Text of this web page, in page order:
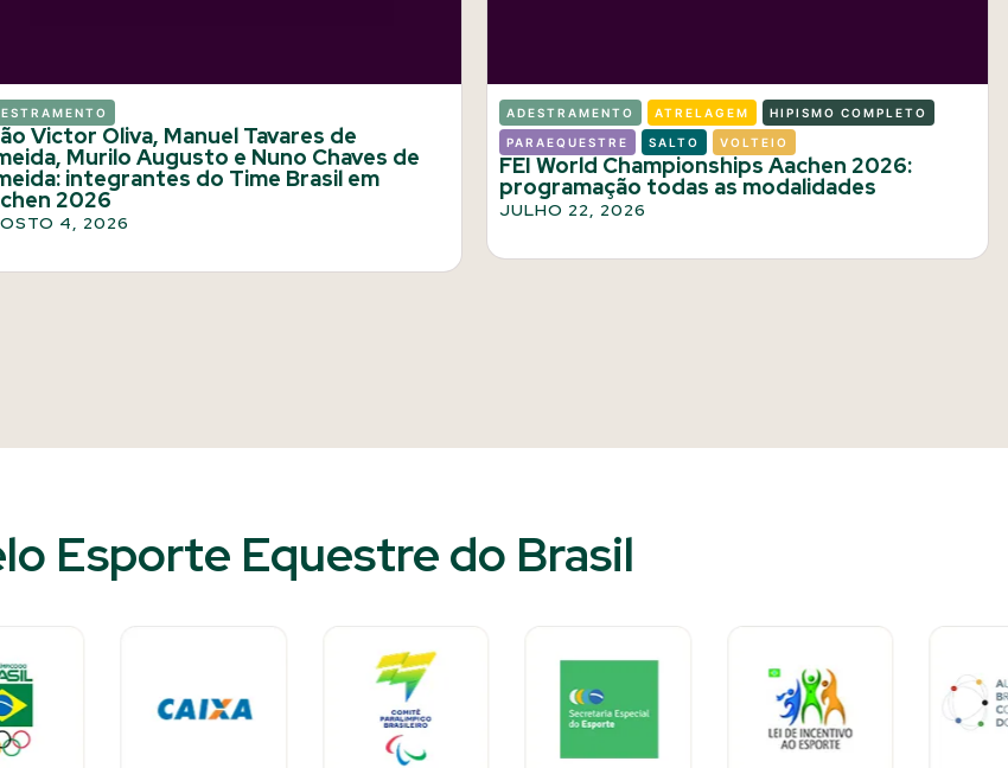
Victor Oliva, Manuel Tavares de
Murilo Augusto e Nuno Chaves de
integrantes do Time Brasil em
2026
4, 2026
ADESTRAMENTO ATRELAGEM HIPISMO COMPLETO
PARAEQUESTRE SALTO VOLTEIO
FEI World Championships Aachen 2026:
programação todas as modalidades
JULHO 22, 2026
Esporte Equestre do Brasil